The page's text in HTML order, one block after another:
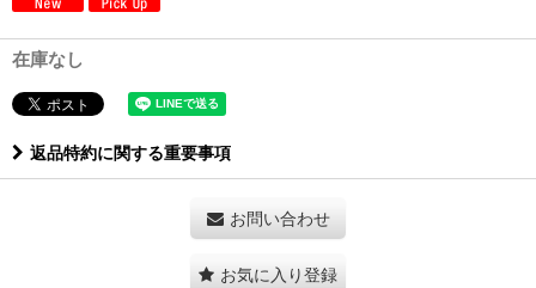
在庫なし
返品特約に関する重要事項
お問い合わせ
お気に入り登録